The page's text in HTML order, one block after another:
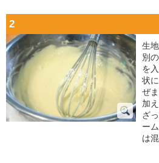
2
生
別
を
状
ぜ
加
ざ
ー
は